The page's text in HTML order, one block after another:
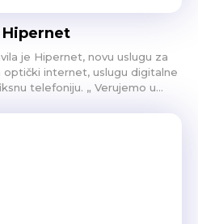
je Hipernet, novu uslugu za
internet, uslugu digitalne
televizije u testnoj verziji i fiksnu telefoniju. „ Verujemo u...